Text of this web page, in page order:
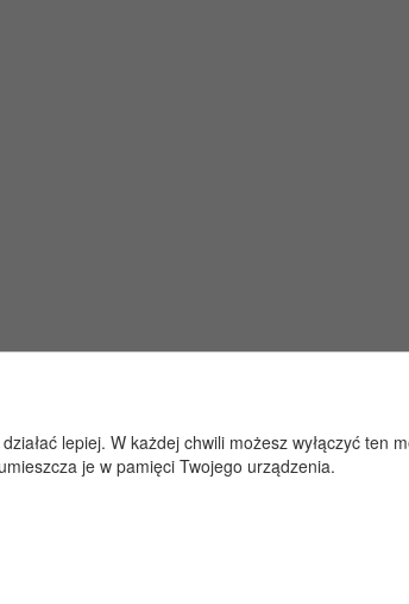
lepiej. W każdej chwili możesz wyłączyć ten
je w pamięci Twojego urządzenia.